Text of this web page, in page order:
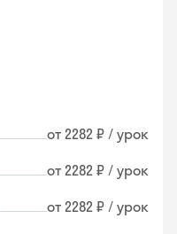
от 2282 ₽ / урок
от 2282 ₽ / урок
от 2282 ₽ / урок